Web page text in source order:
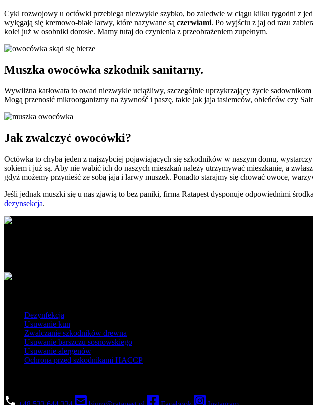
Cykl rozwojowy u octówki przebiega niezwykle szybko, bo zaledwie w ciągu kilku tygodni z
wylęgają się kremowo-białe larwy, które nazywane są czerwiami. Po wyjściu z jaj od razu
kolei już w osobniki dorosłe. Mamy tutaj do czynienia z przeobrażeniem zupełnym.
Muszka owocówka szkodnik sanitarny.
Wywilżna karłowata to owad niezwykle uciążliwy, szczególnie uprzykrzający życie
Mogą przenosić mikroorganizmy na żywność i paszę, takie jak jaja tasiemców, obleńców czy
Jak zwalczyć owocówki?
Octówka to chyba jeden z najszybciej pojawiających się szkodników w naszym domu,
sokiem i już są. Aby nie wabić ich do naszych mieszkań należy utrzymywać mieszkanie, a
gdyż możemy przynieść ze sobą jaja i larwy muszek. Ponadto starajmy się chować owoce,
Jeśli jednak muszki się u nas zjawią to bez paniki, firma Ratapest dysponuje odpowiednimi
dezynsekcja.
Dezynfekcja
Usuwanie kun
Zwalczanie szkodników drewna
Usuwanie barszczu sosnowskiego
Usuwanie alergenów
Ochrona przed szkodnikami HACCP